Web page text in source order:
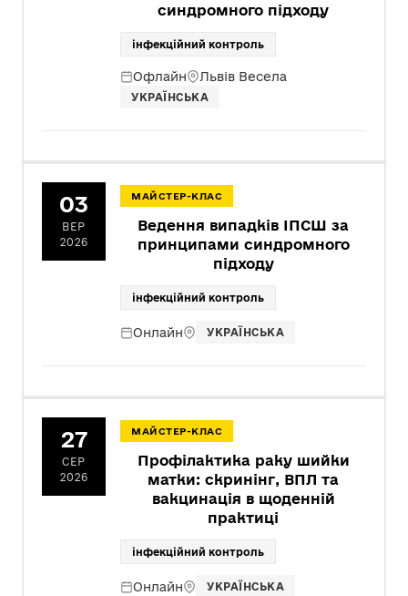
синдромного підходу
інфекційний контроль
Офлайн Львів Весела
УКРАЇНСЬКА
03
ВЕР
2026
МАЙСТЕР-КЛАС
Ведення випадків ІПСШ за
принципами синдромного
підходу
інфекційний контроль
Онлайн УКРАЇНСЬКА
27
СЕР
2026
МАЙСТЕР-КЛАС
Профілактика раку шийки
матки: скринінг, ВПЛ та
вакцинація в щоденній
практиці
інфекційний контроль
Онлайн УКРАЇНСЬКА